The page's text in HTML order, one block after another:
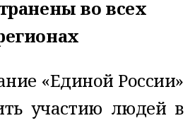
во всех
«Единой России»
участию людей в